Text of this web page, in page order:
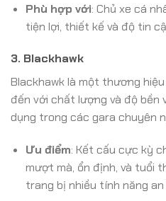
Phù hợp với: Chủ xe cá
tiện lợi, thiết kế và độ tin
3. Blackhawk
Blackhawk là một thương
đến với chất lượng và độ
dụng trong các gara chuyên
Ưu điểm: Kết cấu cực kỳ
mượt mà, ổn định, và tuổi
trang bị nhiều tính năng